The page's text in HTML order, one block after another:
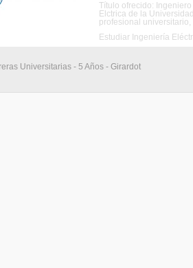
Título ofrecido:
Elctrica de la
profesional universitario,
Estudiar Ingeniería
Universitarias - 5 Años - Girardot